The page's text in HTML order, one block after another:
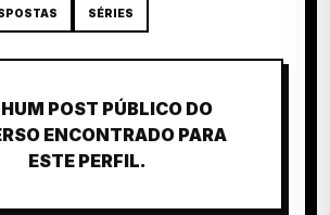
SÉRIES
POST PÚBLICO DO
ENCONTRADO PARA
ESTE PERFIL.